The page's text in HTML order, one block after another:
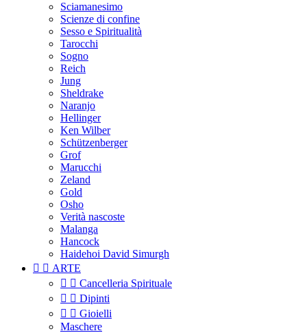
Sciamanesimo
Scienze di confine
Sesso e Spiritualità
Tarocchi
Sogno
Reich
Jung
Sheldrake
Naranjo
Hellinger
Ken Wilber
Schützenberger
Grof
Marucchi
Zeland
Gold
Osho
Verità nascoste
Malanga
Hancock
Haidehoi David Simurgh
  ARTE
  Cancelleria Spirituale
  Dipinti
  Gioielli
Maschere